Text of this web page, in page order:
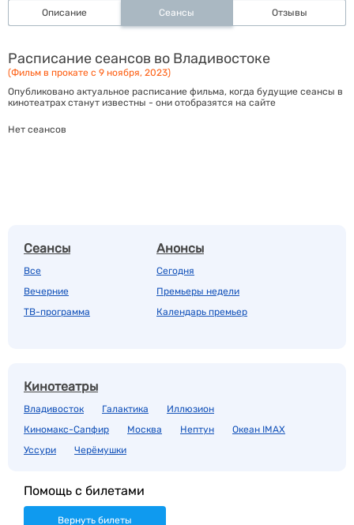
Описание Сеансы Отзывы
Расписание сеансов во Владивостоке
(Фильм в прокате с 9 ноября, 2023)
Опубликовано актуальное расписание фильма, когда будущие сеансы в
кинотеатрах станут известны - они отобразятся на сайте
Нет сеансов
Сеансы
Все
Вечерние
ТВ-программа
Анонсы
Сегодня
Премьеры недели
Календарь премьер
Кинотеатры
Владивосток Галактика
Иллюзион
Киномакс-Сапфир
Москва Нептун
Океан IMAX
Уссури
Черёмушки
Помощь с билетами
Вернуть билеты